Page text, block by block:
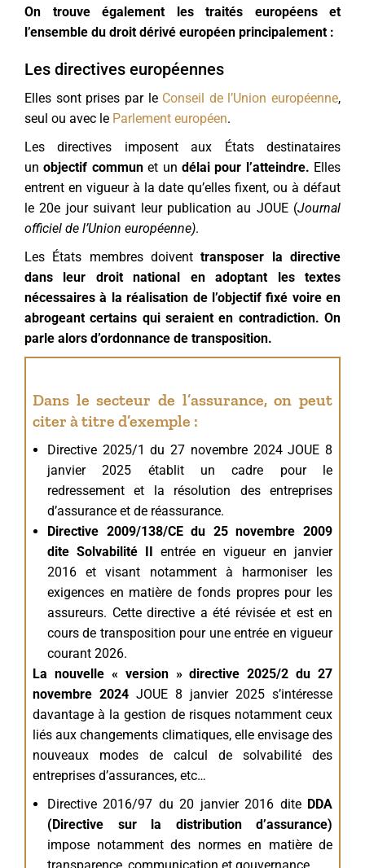
On trouve également les traités européens et
l’ensemble du droit dérivé européen principalement :
Les directives européennes
Elles sont prises par le Conseil de l’Union européenne,
seul ou avec le Parlement européen.
Les directives imposent aux États destinataires
un objectif communet un délai pour l’atteindre. Elles
entrent en vigueur à la date qu’elles fixent, ou à défaut
le 20e jour suivant leur publication au JOUE (Journal
officiel de l’Union européenne).
Les États membres doiventtransposer la directive
dans leur droit national en adoptant les textes
nécessaires à la réalisation de l’objectif fixé voire en
abrogeant certains qui seraient en contradiction. On
parle alors d’ordonnance de transposition.
Dans le secteur de l’assurance, on peut
citer à titre d’exemple :
Directive 2025/1 du 27 novembre 2024 JOUE 8
janvier 2025 établit un cadre pour le
redressement et la résolution des entreprises
d’assurance et de réassurance.
Directive 2009/138/CE du 25 novembre 2009
dite Solvabilité II entrée en vigueur en janvier
2016 et visant notamment à harmoniser les
exigences en matière de fonds propres pour les
assureurs. Cette directive a été révisée et est en
cours de transposition pour une entrée en vigueur
courant 2026.
La nouvelle « version » directive 2025/2 du 27
novembre 2024 JOUE 8 janvier 2025 s’intéresse
davantage à la gestion de risques notamment ceux
liés aux changements climatiques, elle envisage des
nouveaux modes de calcul de solvabilité des
entreprises d’assurances, etc…
Directive 2016/97 du 20 janvier 2016 dite DDA
(Directive sur la distribution d’assurance)
impose notamment des normes en matière de